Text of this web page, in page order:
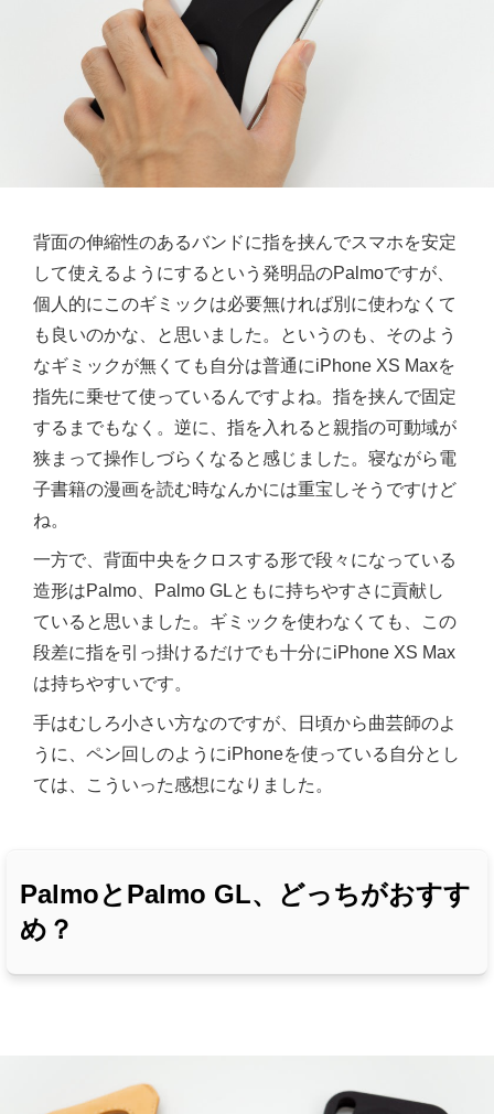
背面の伸縮性のあるバンドに指を挟んでスマホを安定
して使えるようにするという発明品のPalmoですが、
個人的にこのギミックは必要無ければ別に使わなくて
も良いのかな、と思いました。というのも、そのよう
なギミックが無くても自分は普通にiPhone XS Maxを
指先に乗せて使っているんですよね。指を挟んで固定
するまでもなく。逆に、指を入れると親指の可動域が
狭まって操作しづらくなると感じました。寝ながら電
子書籍の漫画を読む時なんかには重宝しそうですけど
ね。
一方で、背面中央をクロスする形で段々になっている
造形はPalmo、Palmo GLともに持ちやすさに貢献し
ていると思いました。ギミックを使わなくても、この
段差に指を引っ掛けるだけでも十分にiPhone XS Max
は持ちやすいです。
手はむしろ小さい方なのですが、日頃から曲芸師のよ
うに、ペン回しのようにiPhoneを使っている自分とし
ては、こういった感想になりました。
PalmoとPalmo GL、どっちがおすす
め？